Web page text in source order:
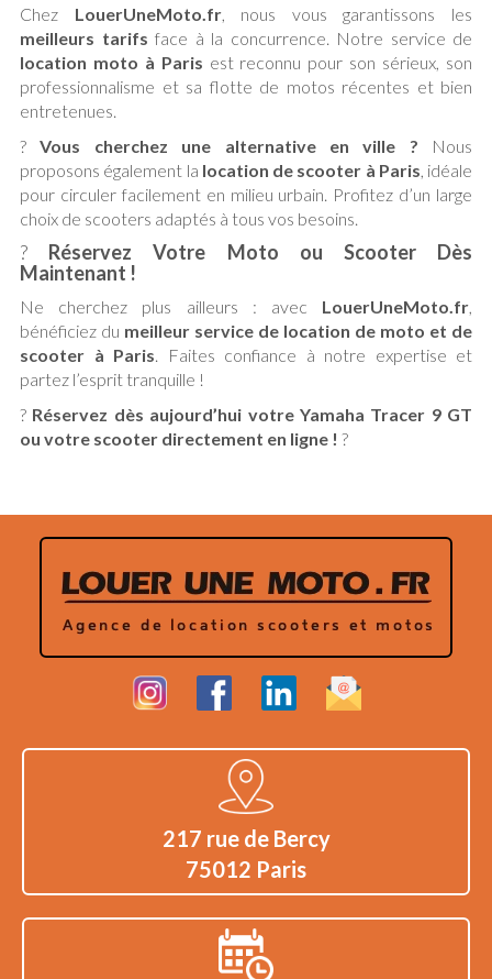
Chez LouerUneMoto.fr, nous vous garantissons les
meilleurs tarifs face à la concurrence. Notre service de
location moto à Paris est reconnu pour son sérieux, son
professionnalisme et sa flotte de motos récentes et bien
entretenues.
?Vous cherchez une alternative en ville ? Nous
proposons également la location de scooter à Paris, idéale
pour circuler facilement en milieu urbain. Profitez d’un large
choix de scooters adaptés à tous vos besoins.
? Réservez Votre Moto ou Scooter Dès
Maintenant !
Ne cherchez plus ailleurs : avec LouerUneMoto.fr,
bénéficiez du meilleur service de location de moto et de
scooter à Paris. Faites confiance à notre expertise et
partez l’esprit tranquille !
? Réservez dès aujourd’hui votre Yamaha Tracer 9 GT
ou votre scooter directement en ligne ! ?
217 rue de Bercy
75012 Paris